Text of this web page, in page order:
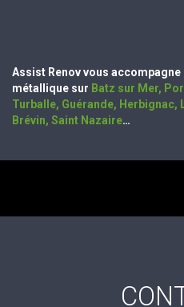
Assist Renov vous
métallique sur Batz sur Mer,
Turballe, Guérande, Herbignac,
Brévin, Saint Nazaire…